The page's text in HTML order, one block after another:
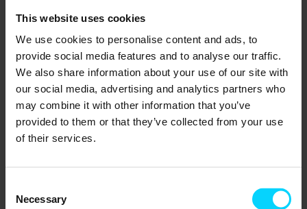
This website uses cookies
We use cookies to personalise content and ads, to
provide social media features and to analyse our traffic.
We also share information about your use of our site with
our social media, advertising and analytics partners who
may combine it with other information that you’ve
provided to them or that they’ve collected from your use
of their services.
Selection
Necessary
01.
Suport IT gestionat
Ne ocupăm de IT-ul dvs. de sus în jos -
Citește mai mult